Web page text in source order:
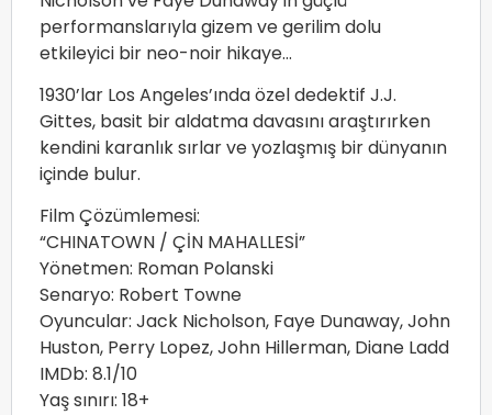
performanslarıyla gizem ve gerilim dolu
etkileyici bir neo-noir hikaye…
1930’lar Los Angeles’ında özel dedektif J.J.
Gittes, basit bir aldatma davasını araştırırken
kendini karanlık sırlar ve yozlaşmış bir dünyanın
içinde bulur.
Film Çözümlemesi:
“CHINATOWN / ÇİN MAHALLESİ”
Yönetmen: Roman Polanski
Senaryo: Robert Towne
Oyuncular: Jack Nicholson, Faye Dunaway, John
Huston, Perry Lopez, John Hillerman, Diane Ladd
IMDb: 8.1/10
Yaş sınırı: 18+